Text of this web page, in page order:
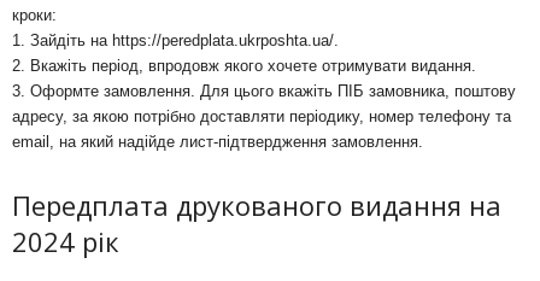
кроки:
1. Зайдіть на https://peredplata.ukrposhta.ua/
2. Вкажіть період, впродовж якого хочете отримувати видання.
3. Оформте замовлення. Для цього вкажіть ПІБ замовника, поштову
адресу, за якою потрібно доставляти періодику, номер телефону та
email, на який надійде лист-підтвердження замовлення.
Передплата друкованого видання на
2024 рік